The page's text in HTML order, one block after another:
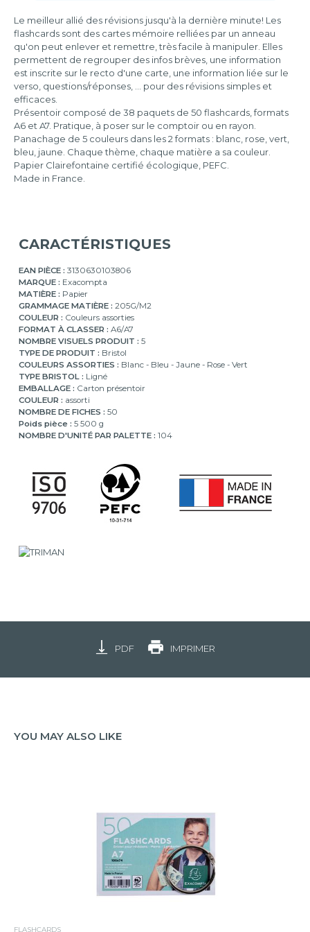
Le meilleur allié des révisions jusqu'à la dernière minute! Les
flashcards sont des cartes mémoire relliées par un anneau
qu'on peut enlever et remettre, très facile à manipuler. Elles
permettent de regrouper des infos brèves, une information
est inscrite sur le recto d'une carte, une information liée sur le
verso, questions/réponses, ... pour des révisions simples et
efficaces.
Présentoir composé de 38 paquets de 50 flashcards, formats
A6 et A7. Pratique, à poser sur le comptoir ou en rayon.
Panachage de 5 couleurs dans les 2 formats : blanc, rose, vert,
bleu, jaune. Chaque thème, chaque matière a sa couleur.
Papier Clairefontaine certifié écologique, PEFC.
Made in France.
CARACTÉRISTIQUES
EAN PIÈCE : 3130630103806
MARQUE : Exacompta
MATIÈRE : Papier
GRAMMAGE MATIÈRE : 205G/M2
COULEUR : Couleurs assorties
FORMAT À CLASSER : A6/A7
NOMBRE VISUELS PRODUIT : 5
TYPE DE PRODUIT : Bristol
COULEURS ASSORTIES : Blanc - Bleu - Jaune - Rose - Vert
TYPE BRISTOL : Ligné
EMBALLAGE : Carton présentoir
COULEUR : assorti
NOMBRE DE FICHES : 50
Poids pièce : 5 500 g
NOMBRE D'UNITÉ PAR PALETTE : 104
PDF IMPRIMER
YOU MAY ALSO LIKE
FLASHCARDS